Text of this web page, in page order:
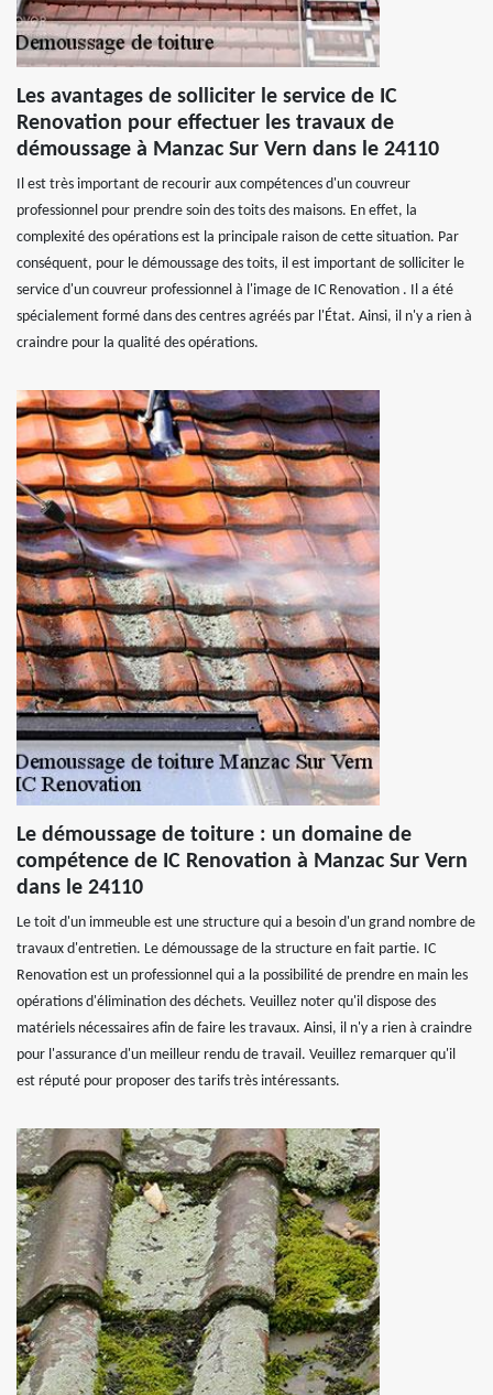
Les avantages de solliciter le service de IC
Renovation pour effectuer les travaux de
démoussage à Manzac Sur Vern dans le 24110
Il est très important de recourir aux compétences d'un couvreur
professionnel pour prendre soin des toits des maisons. En effet, la
complexité des opérations est la principale raison de cette situation. Par
conséquent, pour le démoussage des toits, il est important de solliciter le
service d'un couvreur professionnel à l'image de IC Renovation . Il a été
spécialement formé dans des centres agréés par l'État. Ainsi, il n'y a rien à
craindre pour la qualité des opérations.
Le démoussage de toiture : un domaine de
compétence de IC Renovation à Manzac Sur Vern
dans le 24110
Le toit d'un immeuble est une structure qui a besoin d'un grand nombre de
travaux d'entretien. Le démoussage de la structure en fait partie. IC
Renovation est un professionnel qui a la possibilité de prendre en main les
opérations d'élimination des déchets. Veuillez noter qu'il dispose des
matériels nécessaires afin de faire les travaux. Ainsi, il n'y a rien à craindre
pour l'assurance d'un meilleur rendu de travail. Veuillez remarquer qu'il
est réputé pour proposer des tarifs très intéressants.